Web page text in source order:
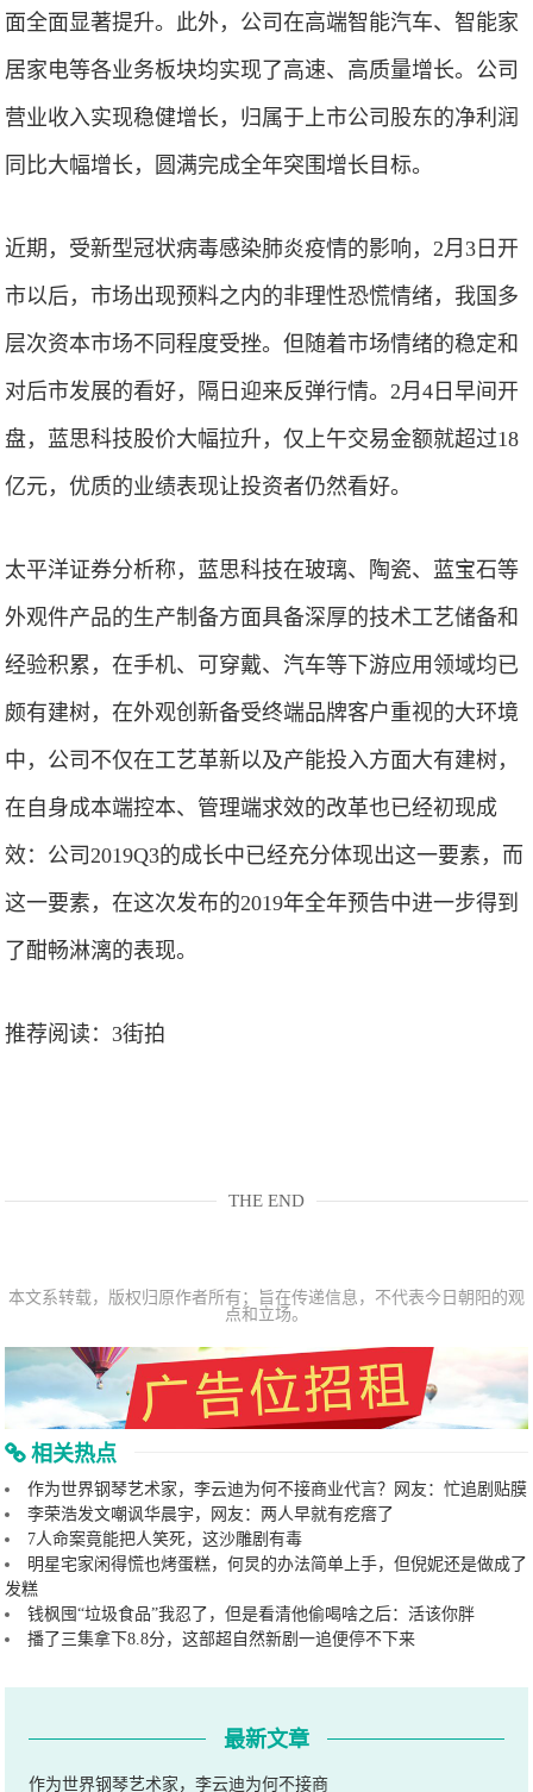
面全面显著提升。此外，公司在高端智能汽车、智能家
居家电等各业务板块均实现了高速、高质量增长。公司
营业收入实现稳健增长，归属于上市公司股东的净利润
同比大幅增长，圆满完成全年突围增长目标。
近期，受新型冠状病毒感染肺炎疫情的影响，2月3日开
市以后，市场出现预料之内的非理性恐慌情绪，我国多
层次资本市场不同程度受挫。但随着市场情绪的稳定和
对后市发展的看好，隔日迎来反弹行情。2月4日早间开
盘，蓝思科技股价大幅拉升，仅上午交易金额就超过18
亿元，优质的业绩表现让投资者仍然看好。
太平洋证券分析称，蓝思科技在玻璃、陶瓷、蓝宝石等
外观件产品的生产制备方面具备深厚的技术工艺储备和
经验积累，在手机、可穿戴、汽车等下游应用领域均已
颇有建树，在外观创新备受终端品牌客户重视的大环境
中，公司不仅在工艺革新以及产能投入方面大有建树，
在自身成本端控本、管理端求效的改革也已经初现成
效：公司2019Q3的成长中已经充分体现出这一要素，而
这一要素，在这次发布的2019年全年预告中进一步得到
了酣畅淋漓的表现。
推荐阅读：3街拍
THE END
本文系转载，版权归原作者所有；旨在传递信息，不代表今日朝阳的观
点和立场。
相关热点
作为世界钢琴艺术家，李云迪为何不接商业代言？网友：忙追剧贴膜
李荣浩发文嘲讽华晨宇，网友：两人早就有疙瘩了
7人命案竟能把人笑死，这沙雕剧有毒
明星宅家闲得慌也烤蛋糕，何炅的办法简单上手，但倪妮还是做成了
发糕
钱枫囤“垃圾食品”我忍了，但是看清他偷喝啥之后：活该你胖
播了三集拿下8.8分，这部超自然新剧一追便停不下来
最新文章
作为世界钢琴艺术家，李云迪为何不接商